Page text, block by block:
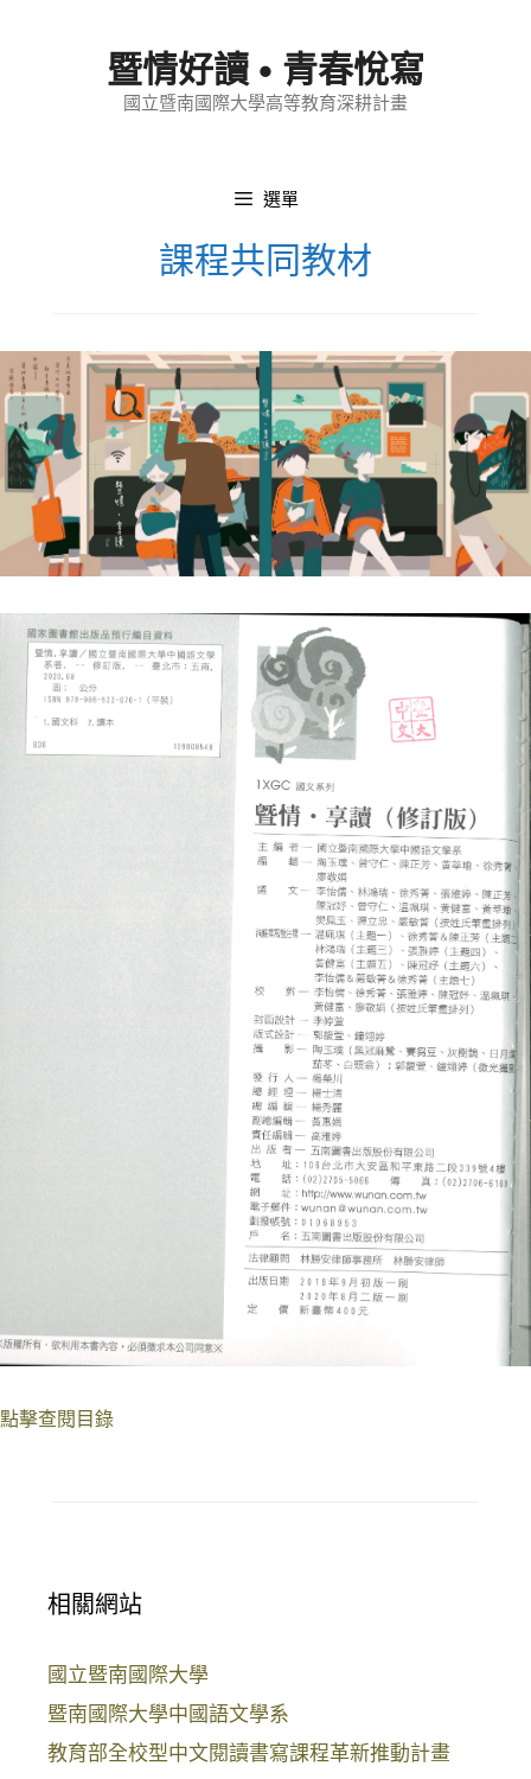
暨情好讀 • 青春悅寫
國立暨南國際大學高等教育深耕計畫
選單
課程共同教材
點擊查閱目錄
相關網站
國立暨南國際大學
暨南國際大學中國語文學系
教育部全校型中文閱讀書寫課程革新推動計畫